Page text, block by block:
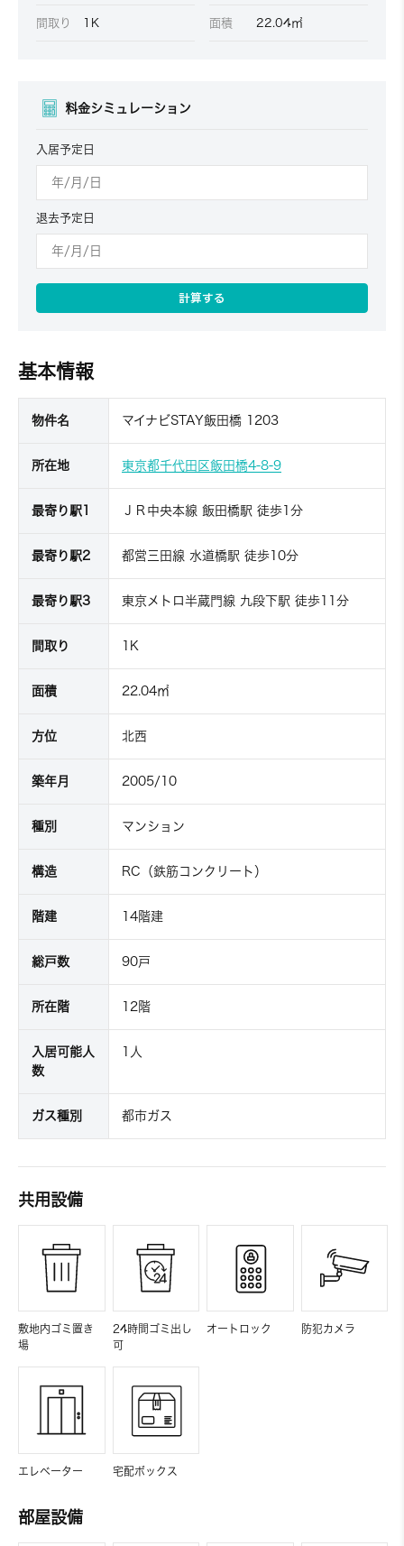
間取り 1K 面積 22.04㎡
料金シミュレーション
入居予定日
退去予定日
計算する
基本情報
物件名 マイナビSTAY飯田橋 1203
所在地 東京都千代田区飯田橋4-8-9
最寄り駅1 ＪＲ中央本線 飯田橋駅 徒歩1分
最寄り駅2 都営三田線 水道橋駅 徒歩10分
最寄り駅3 東京メトロ半蔵門線 九段下駅 徒歩11分
間取り 1K
面積 22.04㎡
方位 北西
築年月 2005/10
種別 マンション
構造 RC（鉄筋コンクリート）
階建 14階建
総戸数 90戸
所在階 12階
入居可能人
数
1人
ガス種別 都市ガス
共用設備
敷地内ゴミ置き
場
24時間ゴミ出し
可
オートロック 防犯カメラ
エレベーター 宅配ボックス
部屋設備